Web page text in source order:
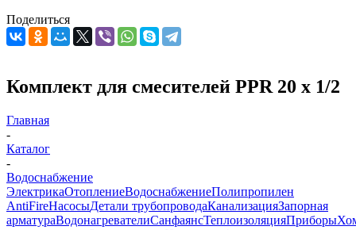
Поделиться
Комплект для смесителей PPR 20 х 1/2
Главная
-
Каталог
-
Водоснабжение
ЭлектрикаОтоплениеВодоснабжениеПолипропилен
AntiFireНасосыДетали трубопроводаКанализацияЗапорная
арматураВодонагревателиСанфаянсТеплоизоляцияПриборы